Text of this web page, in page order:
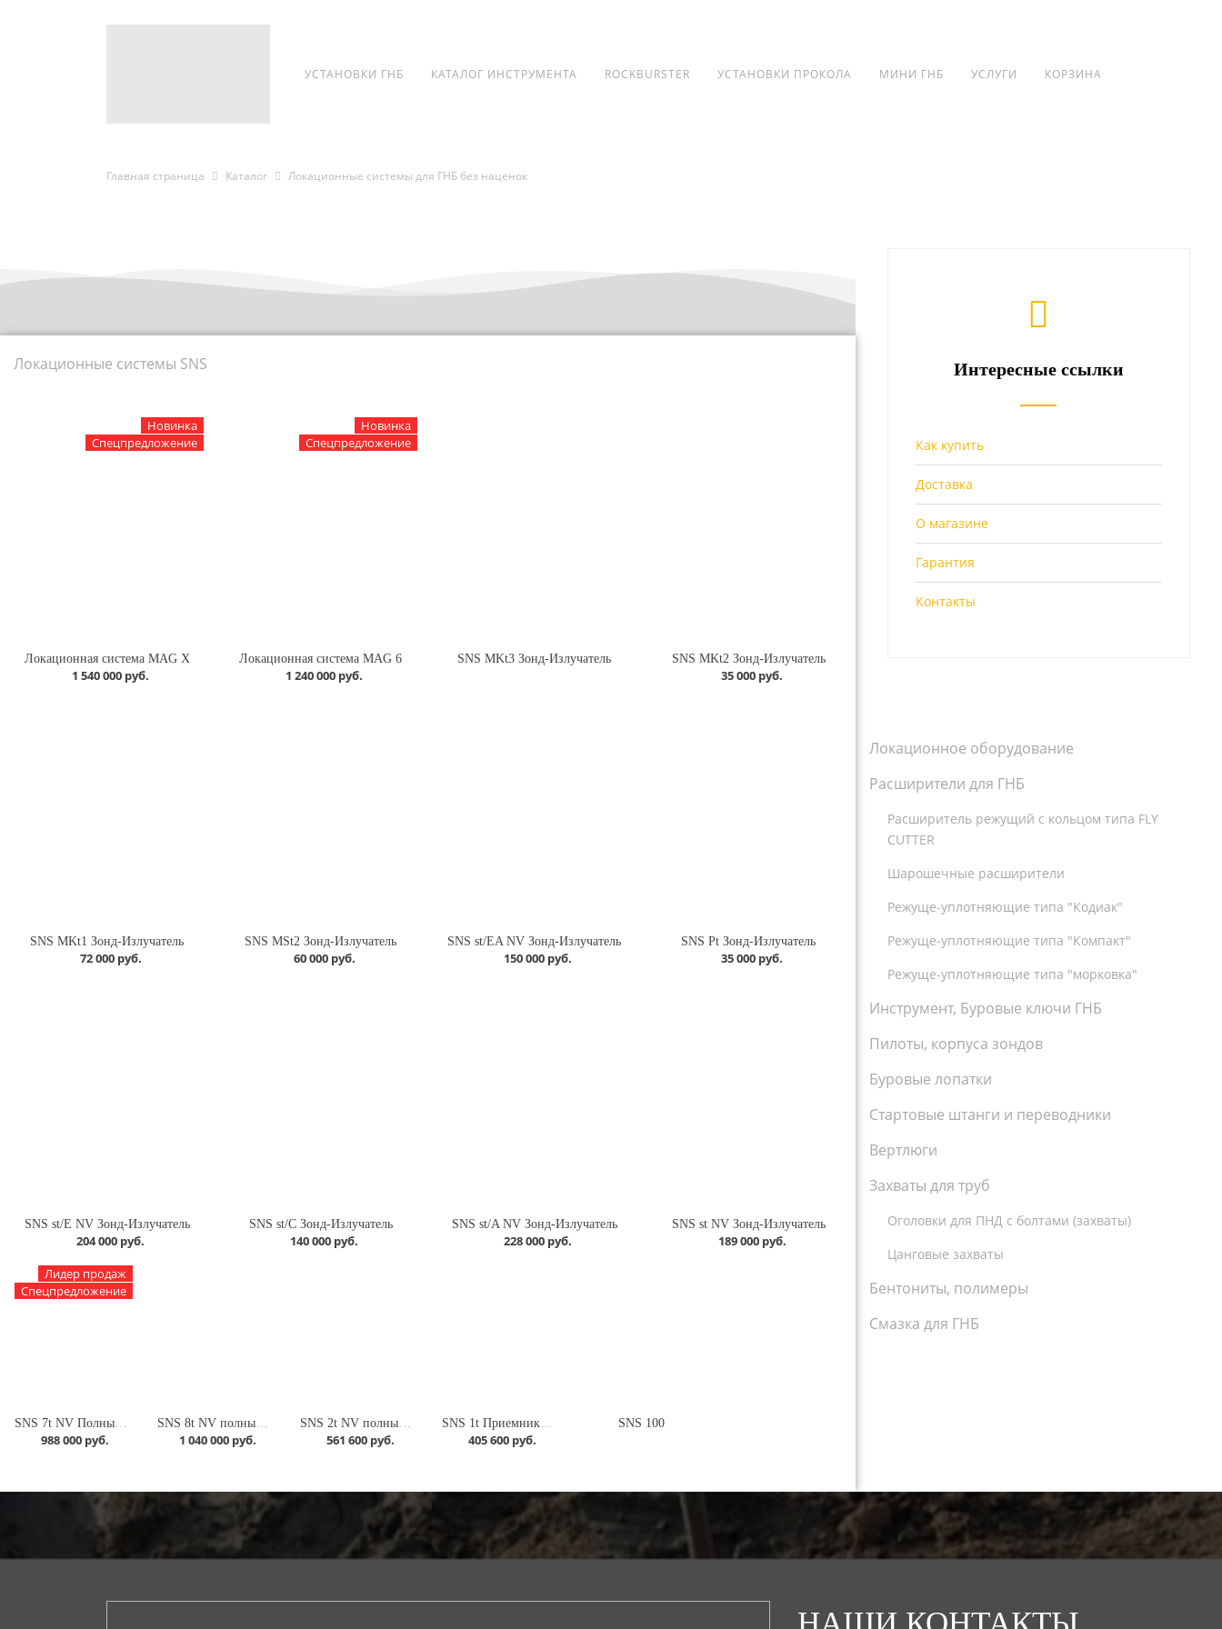
УСТАНОВКИ ГНБ КАТАЛОГ ИНСТРУМЕНТА ROCKBURSTER УСТАНОВКИ ПРОКОЛА МИНИ ГНБ УСЛУГИ КОРЗИНА
Главная страница Каталог Локационные системы для ГНБ без наценок
Интересные ссылки
Как купить
Доставка
О магазине
Гарантия
Контакты
Локационное оборудование
Расширители для ГНБ
Расширитель режущий с кольцом типа FLY
CUTTER
Шарошечные расширители
Режуще-уплотняющие типа "Кодиак"
Режуще-уплотняющие типа "Компакт"
Режуще-уплотняющие типа "морковка"
Инструмент, Буровые ключи ГНБ
Пилоты, корпуса зондов
Буровые лопатки
Стартовые штанги и переводники
Вертлюги
Захваты для труб
Оголовки для ПНД с болтами (захваты)
Цанговые захваты
Бентониты, полимеры
Смазка для ГНБ
Локационные системы SNS
Новинка
Спецпредложение
Локационная система MAG X
1 540 000 руб.
Новинка
Спецпредложение
Локационная система MAG 6
1 240 000 руб.
SNS MKt3 Зонд-Излучатель SNS MKt2 Зонд-Излучатель
35 000 руб.
SNS MKt1 Зонд-Излучатель
72 000 руб.
SNS MSt2 Зонд-Излучатель
60 000 руб.
SNS st/EA NV Зонд-Излучатель
150 000 руб.
SNS Pt​ Зонд-Излучатель
35 000 руб.
SNS st/E NV Зонд-Излучатель
204 000 руб.
SNS st/C Зонд-Излучатель
140 000 руб.
SNS st/A NV Зонд-Излучатель
228 000 руб.
SNS st NV Зонд-Излучатель
189 000 руб.
Лидер продаж
Спецпредложение
SNS 7t NV Полный комплект
988 000 руб.
SNS 8t NV полный комплект
1 040 000 руб.
SNS 2t NV полный комплект
561 600 руб.
SNS 1t Приемник + Зонд MSt2
405 600 руб.
SNS 100